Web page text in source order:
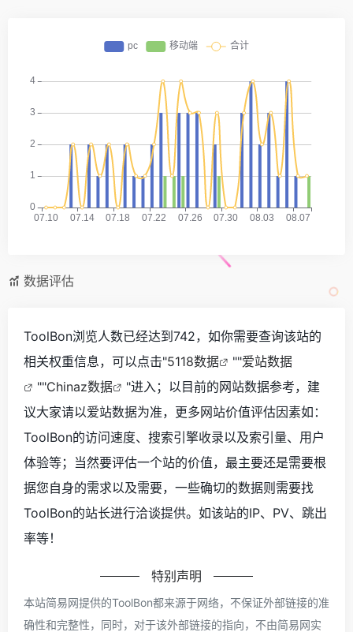
数据评估
ToolBon浏览人数已经达到742，如你需要查询该站的
相关权重信息，可以点击"5118数据 ""爱站数据
""Chinaz数据
"进入；以目前的网站数据参考，建
议大家请以爱站数据为准，更多网站价值评估因素如：
ToolBon的访问速度、搜索引擎收录以及索引量、用户
体验等；当然要评估一个站的价值，最主要还是需要根
据您自身的需求以及需要，一些确切的数据则需要找
ToolBon的站长进行洽谈提供。如该站的IP、PV、跳出
率等！
特别声明
本站简易网提供的ToolBon都来源于网络，不保证外部链接的准
确性和完整性，同时，对于该外部链接的指向，不由简易网实